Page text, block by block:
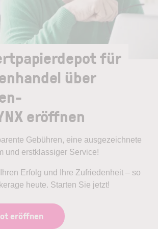
für
über
eröffnen
Gebühren, eine ausgezeichnete
und erstklassiger Service!
Erfolg und Ihre Zufriedenheit – so
heute. Starten Sie jetzt!
eröffnen